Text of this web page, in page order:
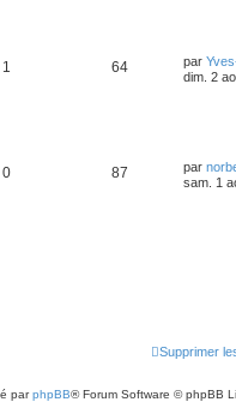
1 64 par
dim. 2
0 87 par
sam. 1
Supprimer
parphpBB® Forum Software © phpBB